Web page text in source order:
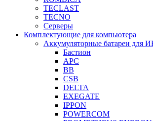
TECLAST
TECNO
Серверы
Комплектующие для компьютера
Аккумуляторные батареи для
Бастион
APC
BB
CSB
DELTA
EXEGATE
IPPON
POWERCOM